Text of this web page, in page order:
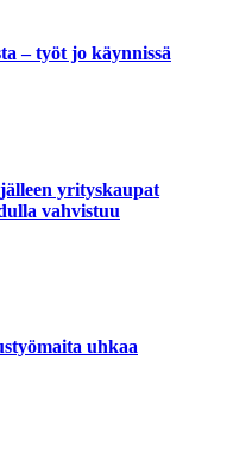
– työt jo käynnissä
yrityskaupat
vahvistuu
uhkaa